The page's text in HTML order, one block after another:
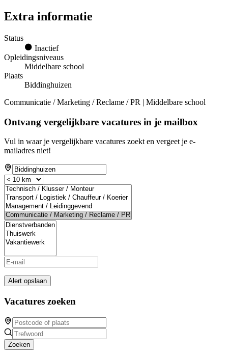
Extra informatie
Status
Inactief
Opleidingsniveaus
Middelbare school
Plaats
Biddinghuizen
Communicatie / Marketing / Reclame / PR | Middelbare school
Ontvang vergelijkbare vacatures in je mailbox
Vul in waar je vergelijkbare vacatures zoekt en vergeet je e-
mailadres niet!
Alert opslaan
Vacatures zoeken
Zoeken